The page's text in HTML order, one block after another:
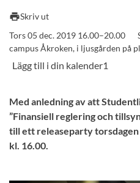
printSkriv ut
Tors 05 dec. 2019 16.00–20.00
campus Åkroken, i ljusgården på
Med anledning av att
”Finansiell reglering och
till ett releaseparty
kl. 16.00.